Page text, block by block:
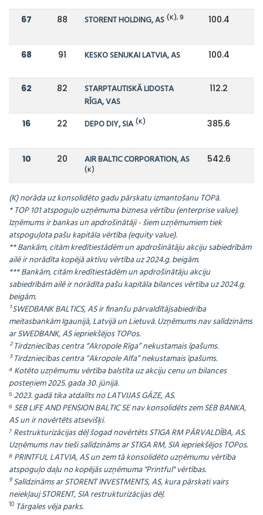
67 88 STORENT HOLDING, AS (K), 9 100.4
68 91 KESKO SENUKAI LATVIA, AS 100.4
62 82
STARPTAUTISKĀ LIDOSTA
RĪGA, VAS
112.2
16 22 DEPO DIY, SIA (K) 385.6
10 20 AIR BALTIC CORPORATION, AS
(K)
542.6
(K) norāda uz konsolidēto gadu pārskatu izmantošanu TOPā.
* TOP 101 atspoguļo uzņēmuma biznesa vērtību (enterprise value).
Izņēmums ir bankas un apdrošinātāji - šiem uzņēmumiem tiek
atspoguļota pašu kapitāla vērtība (equity value).
** Bankām, citām kredītiestādēm un apdrošinātāju akciju sabiedrībām
ailē ir norādīta kopējā aktīvu vērtība uz 2024.g. beigām.
*** Bankām, citām kredītiestādēm un apdrošinātāju akciju
sabiedrībām ailē ir norādīta pašu kapitāla bilances vērtība uz 2024.g.
beigām.
¹ SWEDBANK BALTICS, AS ir finanšu pārvaldītājsabiedrība
meitasbankām Igaunijā, Latvijā un Lietuvā. Uzņēmums nav salīdzināms
ar SWEDBANK, AS iepriekšējos TOPos.
² Tirdzniecības centra “Akropole Rīga” nekustamais īpašums.
³ Tirdzniecības centra “Akropole Alfa” nekustamais īpašums.
⁴ Kotēto uzņēmumu vērtība balstīta uz akciju cenu un bilances
posteņiem 2025. gada 30. jūnijā.
⁵ 2023. gadā tika atdalīts no LATVIJAS GĀZE, AS.
⁶ SEB LIFE AND PENSION BALTIC SE nav konsolidēts zem SEB BANKA,
AS un ir novērtēts atsevišķi.
⁷ Restrukturizācijas dēļ šogad novērtēts STIGA RM PĀRVALDĪBA, AS.
Uzņēmums nav tieši salīdzināms ar STIGA RM, SIA iepriekšējos TOPos.
⁸ PRINTFUL LATVIA, AS un zem tā konsolidēto uzņēmumu vērtība
atspoguļo daļu no kopējās uzņēmuma "Printful" vērtības.
9Salīdzināms ar STORENT INVESTMENTS, AS, kura pārskati vairs
neiekļauj STORENT, SIA restrukturizācijas dēļ.
10 Tārgales vēja parks.